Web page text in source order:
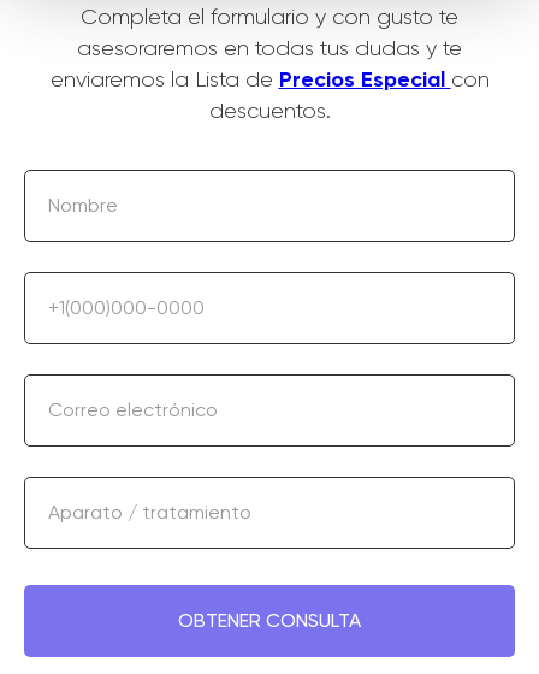
Completa el formulario y con gusto te
asesoraremos en todas tus dudas y te
enviaremos la Lista de Precios Especial con
descuentos.
Nombre
+1(000)000-0000
Correo electrónico
Aparato / tratamiento
OBTENER CONSULTA